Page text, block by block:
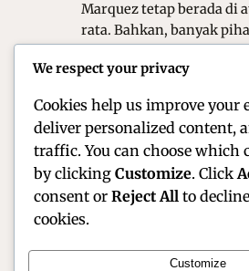
Marquez tetap berada di
rata. Bahkan, banyak
melampaui batas normal
We respect your privacy
Cookies help us improve your
deliver personalized content,
traffic. You can choose which
by clicking Customize. Click
consent or Reject All to
cookies.
Customize